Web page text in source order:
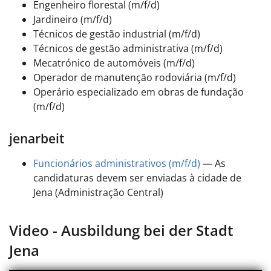
Engenheiro florestal (m/f/d)
Jardineiro (m/f/d)
Técnicos de gestão industrial (m/f/d)
Técnicos de gestão administrativa (m/f/d)
Mecatrónico de automóveis (m/f/d)
Operador de manutenção rodoviária (m/f/d)
Operário especializado em obras de fundação
(m/f/d)
jenarbeit
Funcionários administrativos (m/f/d) — As
candidaturas devem ser enviadas à cidade de
Jena (Administração Central)
Video - Ausbildung bei der Stadt
Jena